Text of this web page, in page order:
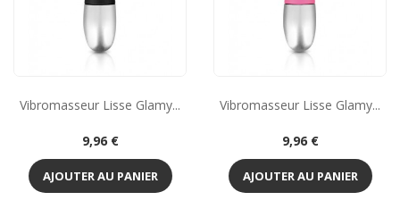
Vibromasseur Lisse Glamy...
Prix
9,96 €
AJOUTER AU PANIER
Vibromasseur Lisse Glamy...
Prix
9,96 €
AJOUTER AU PANIER